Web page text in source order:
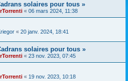
solaires pour tous »
« 06 mars 2024, 11:38
« 20 janv. 2024, 18:41
solaires pour tous »
« 23 nov. 2023, 07:45
« 19 nov. 2023, 10:18